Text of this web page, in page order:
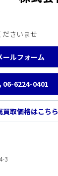
ださいませ
ールフォーム
06-6224-0401
買取価格はこちら
3